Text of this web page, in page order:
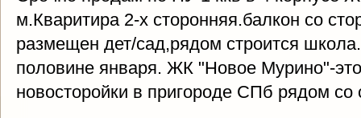
м.Кваритира 2-х сторонняя.балкон со
размещен дет/сад,рядом строится
половине января. ЖК "Новое Мурино"-
новосторойки в пригороде СПб рядом со